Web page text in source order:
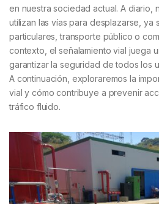
en nuestra sociedad actual. A diario,
utilizan las vías para desplazarse, ya
particulares, transporte público o
contexto, el señalamiento vial juega
garantizar la seguridad de todos los
A continuación, exploraremos la
vial y cómo contribuye a prevenir
tráfico fluido.